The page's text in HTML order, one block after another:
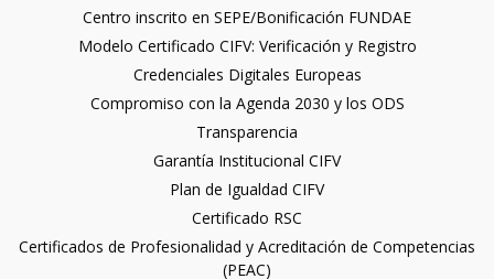
Centro inscrito en SEPE/Bonificación FUNDAE
Modelo Certificado CIFV: Verificación y Registro
Credenciales Digitales Europeas
Compromiso con la Agenda 2030 y los ODS
Transparencia
Garantía Institucional CIFV
Plan de Igualdad CIFV
Certificado RSC
Certificados de Profesionalidad y Acreditación de Competencias
(PEAC)